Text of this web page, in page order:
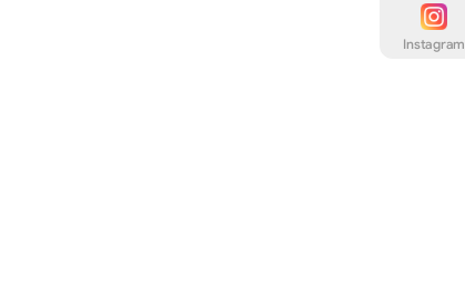
Instagram